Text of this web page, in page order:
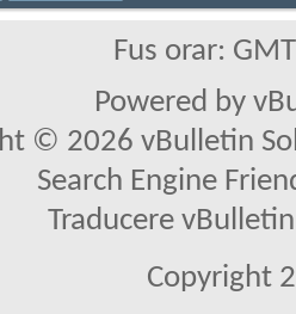
Fus orar:
Powered by
© 2026 vBulletin
Search Engine
Traducere
Copyright